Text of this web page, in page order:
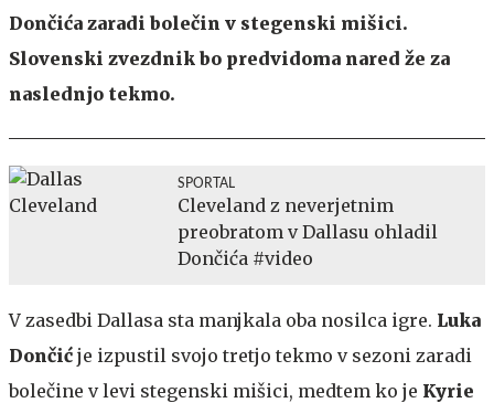
Dončića zaradi bolečin v stegenski mišici.
Slovenski zvezdnik bo predvidoma nared že za
naslednjo tekmo.
SPORTAL
Cleveland z neverjetnim
preobratom v Dallasu ohladil
Dončića #video
V zasedbi Dallasa sta manjkala oba nosilca igre. Luka
Dončić je izpustil svojo tretjo tekmo v sezoni zaradi
bolečine v levi stegenski mišici, medtem ko je Kyrie